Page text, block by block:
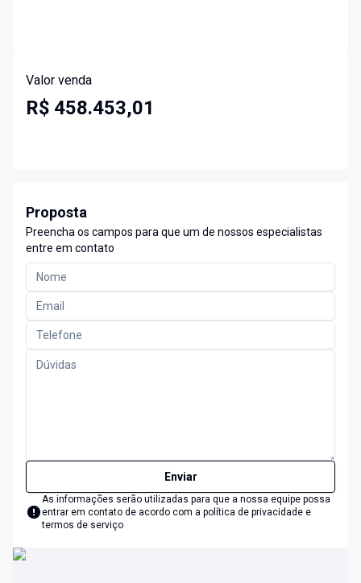
Valor venda
R$ 458.453,01
Proposta
Preencha os campos para que um de nossos especialistas
entre em contato
Enviar
As informações serão utilizadas para que a nossa equipe possa
entrar em contato de acordo com a política de privacidade e
termos de serviço